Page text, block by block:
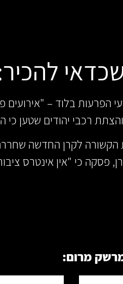
הפרעות בלוד –
רכבי יהודים שטען כי
הקשורה לקרן החדשה
פסקה כי "אין אינטרס
מרום: